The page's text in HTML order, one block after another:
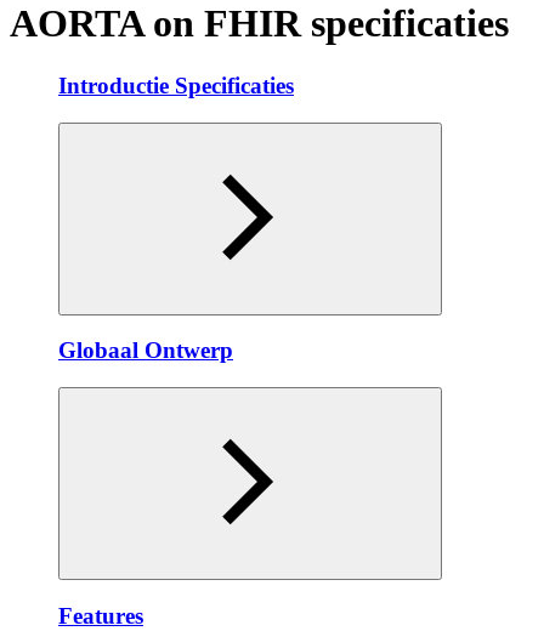
AORTA on FHIR specificaties
Introductie Specificaties
Globaal Ontwerp
Features